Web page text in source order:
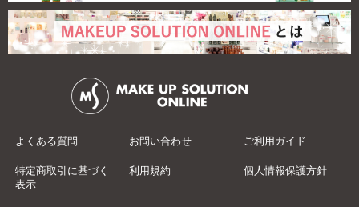
よくある質問 お問い合わせ ご利用ガイド
特定商取引に基づく
表示
利用規約 個人情報保護方針